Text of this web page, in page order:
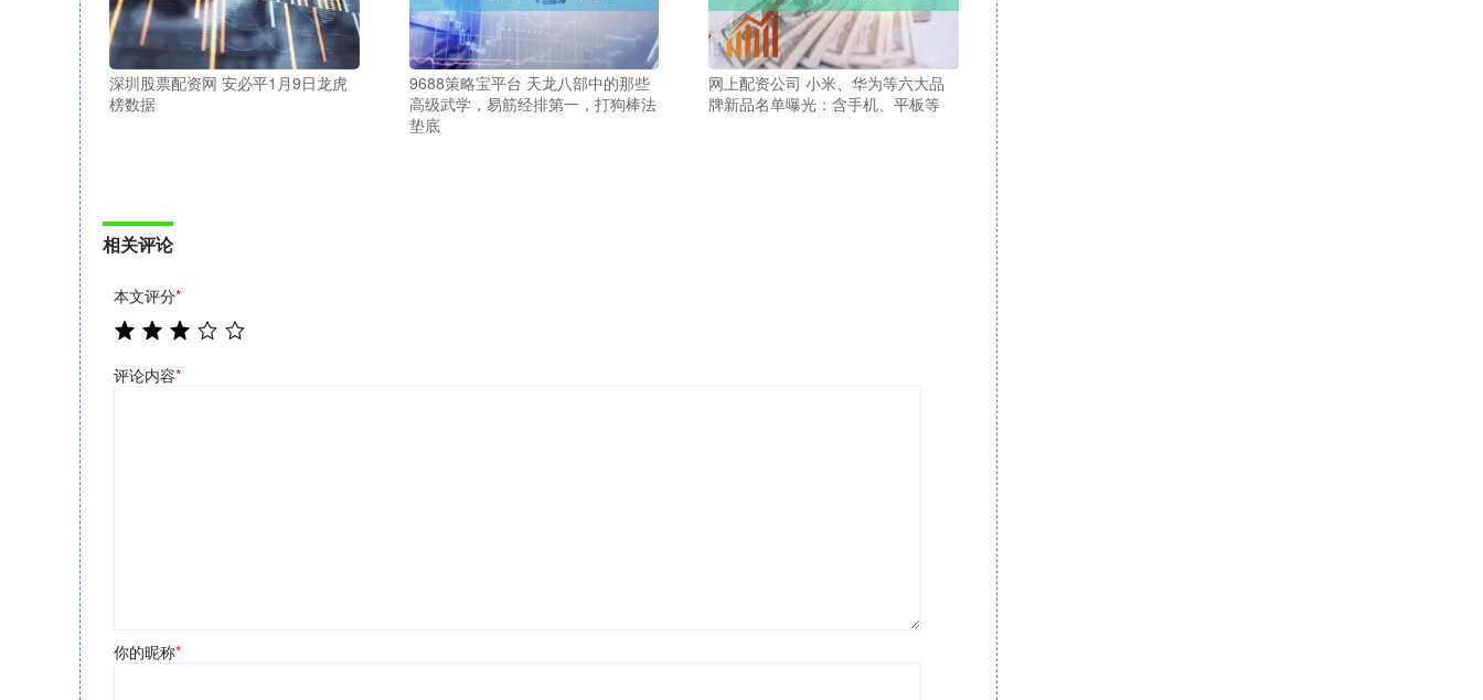
深圳股票配资网 安必平1月9日龙虎
榜数据
9688策略宝平台 天龙八部中的那些
高级武学，易筋经排第一，打狗棒法
垫底
网上配资公司 小米、华为等六大品
牌新品名单曝光：含手机、平板等
相关评论
本文评分*
评论内容*
你的昵称*